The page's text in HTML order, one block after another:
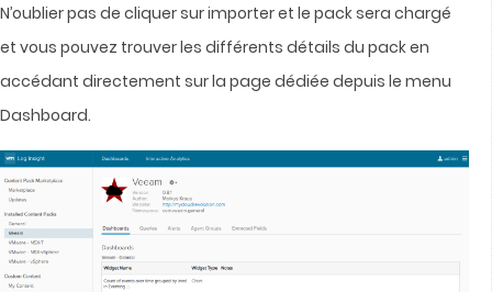
N’oublier pas de cliquer sur importer et le pack sera chargé
et vous pouvez trouver les différents détails du pack en
accédant directement sur la page dédiée depuis le menu
Dashboard.